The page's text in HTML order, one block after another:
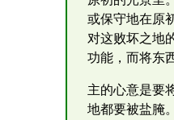
或保守地在原
对这败坏之地
功能，而将东
主的心意是要
地都要被盐腌